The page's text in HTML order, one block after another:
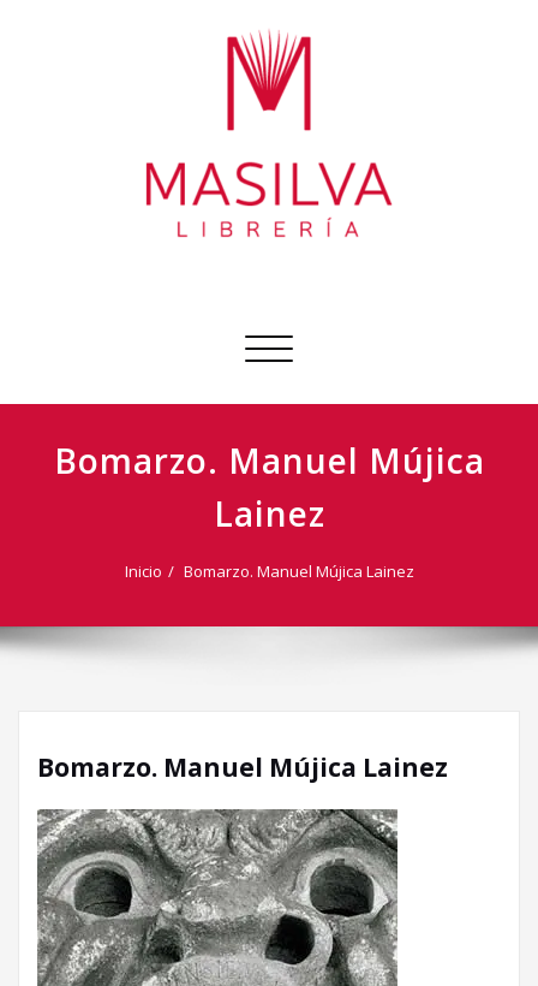
Cambiar
Bomarzo. Manuel Mújica
Lainez
Inicio Bomarzo. Manuel Mújica Lainez
Bomarzo. Manuel Mújica Lainez